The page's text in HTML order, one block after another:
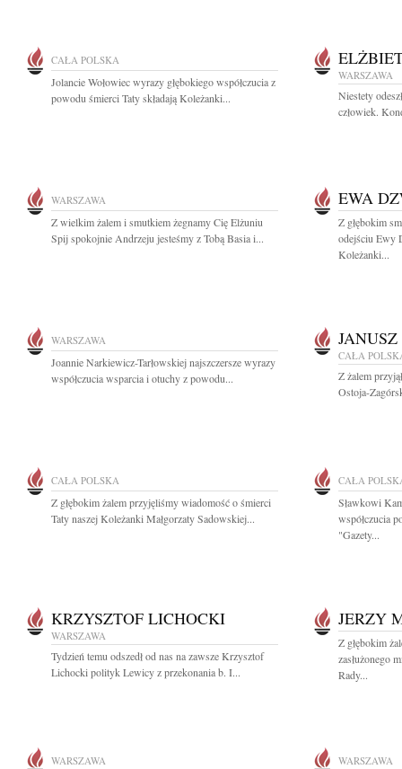
CAŁA POLSKA
Jolancie Wołowiec wyrazy głębokiego współczucia z
powodu śmierci Taty składają Koleżanki...
WARSZAWA
Niestety
człowiek.
WARSZAWA
Z wielkim żalem i smutkiem żegnamy Cię Elżuniu
Spij spokojnie Andrzeju jesteśmy z Tobą Basia i...
EWA
Z głębokim
odejściu Ewy
Koleżanki...
WARSZAWA
Joannie Narkiewicz-Tarłowskiej najszczersze wyrazy
współczucia wsparcia i otuchy z powodu...
CAŁA
Z żalem
Ostoja-
CAŁA POLSKA
Z głębokim żalem przyjęliśmy wiadomość o śmierci
Taty naszej Koleżanki Małgorzaty Sadowskiej...
CAŁA
Sławkowi
współczucia
"Gazety...
KRZYSZTOF LICHOCKI
WARSZAWA
Tydzień temu odszedł od nas na zawsze Krzysztof
Lichocki polityk Lewicy z przekonania b. I...
JERZY
Z głębokim
zasłużonego
Rady...
WARSZAWA WARSZAWA